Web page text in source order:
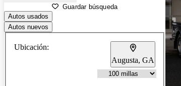
Guardar búsqueda
Autos usados
Autos nuevos
Ubicación:
Augusta, GA